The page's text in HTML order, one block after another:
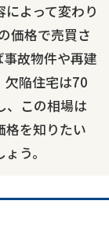
よって変わり
価格で売買さ
故物件や再建
欠陥住宅は70
、この相場は
格を知りたい
う。